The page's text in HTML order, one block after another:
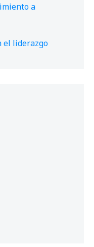
a
el liderazgo